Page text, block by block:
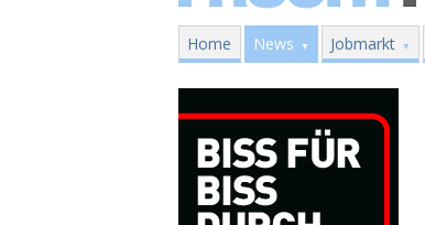
Home News Jobmarkt